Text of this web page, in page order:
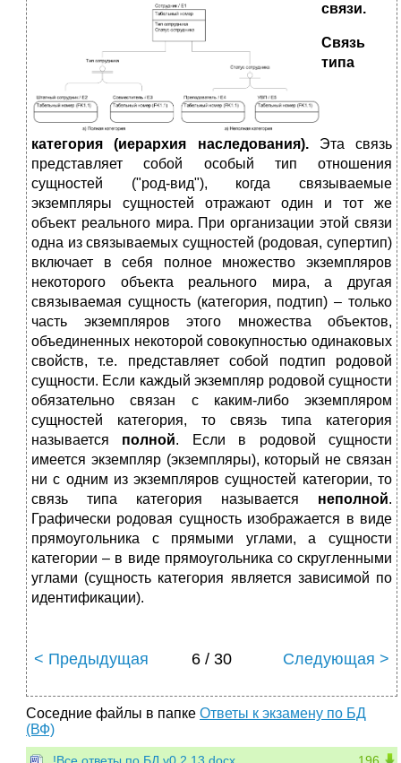
связи.
Связь
типа
категория (иерархия наследования). Эта связь
представляет собой особый тип отношения
сущностей ("род-вид"), когда связываемые
экземпляры сущностей отражают один и тот же
объект реального мира. При организации этой связи
одна из связываемых сущностей (родовая, супертип)
включает в себя полное множество экземпляров
некоторого объекта реального мира, а другая
связываемая сущность (категория, подтип) – только
часть экземпляров этого множества объектов,
объединенных некоторой совокупностью одинаковых
свойств, т.е. представляет собой подтип родовой
сущности. Если каждый экземпляр родовой сущности
обязательно связан с каким-либо экземпляром
сущностей категория, то связь типа категория
называется полной. Если в родовой сущности
имеется экземпляр (экземпляры), который не связан
ни с одним из экземпляров сущностей категории, то
связь типа категория называется неполной.
Графически родовая сущность изображается в виде
прямоугольника с прямыми углами, а сущности
категории – в виде прямоугольника со скругленными
углами (сущность категория является зависимой по
идентификации).
< Предыдущая 6 / 30 Следующая >
Соседние файлы в папке Ответы к экзамену по БД
(ВФ)